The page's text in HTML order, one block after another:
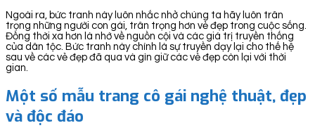
Ngoài ra, bức tranh này luôn nhắc nhở chúng ta hãy luôn trân
trọng những người con gái, trân trọng hơn vẻ đẹp trong cuộc sống.
Đồng thời xa hơn là nhớ về nguồn cội và các giá trị truyền thống
của dân tộc. Bức tranh này chính là sự truyền dạy lại cho thế hệ
sau về các vẻ đẹp đã qua và gìn giữ các vẻ đẹp còn lại với thời
gian.
Một số mẫu trang cô gái nghệ thuật, đẹp
và độc đáo